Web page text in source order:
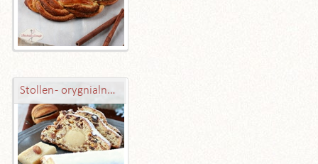
Stollen - orygnialny przepis z Drezna